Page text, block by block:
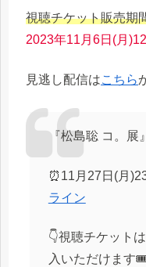
視聴チケット販売期
2023年11月6日(月
見逃し配信はこちら
『松島聡 コ。展
⏰11月27日(月
ライン
👇視聴チケット
入いただけます